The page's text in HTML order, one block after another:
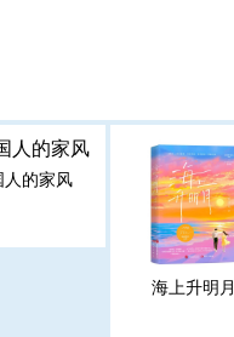
人的家风
海上升明月